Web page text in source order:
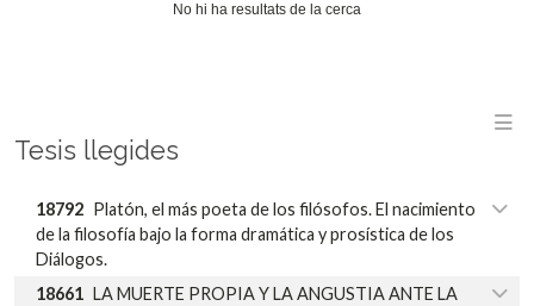
No hi ha resultats de la cerca
Tesis llegides
18792 Platón, el más poeta de los filósofos. El nacimiento
de la filosofía bajo la forma dramática y prosística de los
Diálogos.
18661 LA MUERTE PROPIA Y LA ANGUSTIA ANTE LA